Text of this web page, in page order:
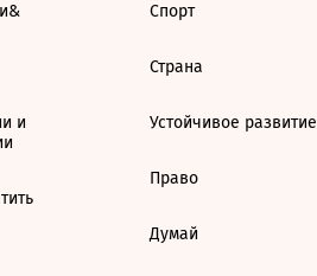
и
Спорт
Страна
Устойчивое развитие
Право
Думай